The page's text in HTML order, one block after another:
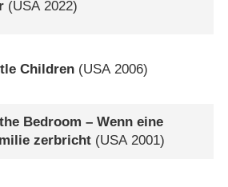
(USA2022)
Children (USA 2006)
the Bedroom – Wenn eine
zerbricht (USA2001)